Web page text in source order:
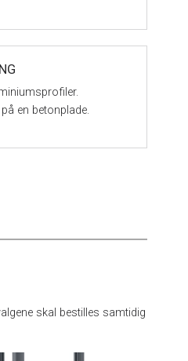
en betonplade.
skal bestilles samtidig